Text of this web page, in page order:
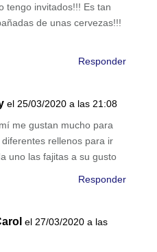
tengo invitados!!! Es tan
de unas cervezas!!!
Responder
el 25/03/2020 a las 21:08
me gustan mucho para
rellenos para ir
uno las fajitas a su gusto
Responder
el 27/03/2020 a las